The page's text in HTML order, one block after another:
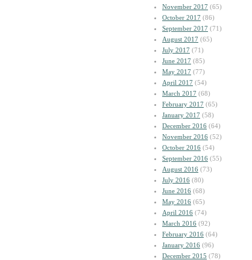
November 2017 (65)
October 2017 (86)
September 2017 (71)
August 2017 (65)
July 2017 (71)
June 2017 (85)
May 2017 (77)
April 2017 (54)
March 2017 (68)
February 2017 (65)
January 2017 (58)
December 2016 (64)
November 2016 (52)
October 2016 (54)
September 2016 (55)
August 2016 (73)
July 2016 (80)
June 2016 (68)
May 2016 (65)
April 2016 (74)
March 2016 (92)
February 2016 (64)
January 2016 (96)
December 2015 (78)